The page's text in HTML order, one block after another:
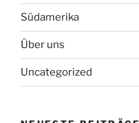
Südamerika
Über uns
Uncategorized